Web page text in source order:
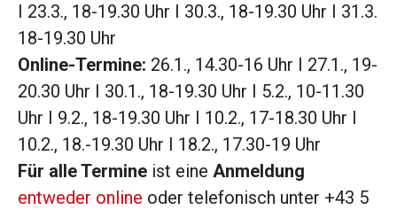
I 23.3., 18-19.30 Uhr I 30.3., 18-19.30 Uhr I 31.3.
18-19.30 Uhr
Online-Termine: 26.1., 14.30-16 Uhr I 27.1., 19-
20.30 Uhr I 30.1., 18-19.30 Uhr I 5.2., 10-11.30
Uhr I 9.2., 18-19.30 Uhr I 10.2., 17-18.30 Uhr I
10.2., 18.-19.30 Uhr I 18.2., 17.30-19 Uhr
Für alle Termine ist eine Anmeldung
entweder online oder telefonisch unter +43 5